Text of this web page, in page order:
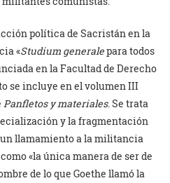
política de Sacristán en la
«Studium generalepara todos
en la Facultad de Derecho
se incluye en el volumen III
Panfletos y materiales. Se trata
y la fragmentación
un llamamiento a la militancia
«la única manera de ser de
de lo que Goethe llamó la